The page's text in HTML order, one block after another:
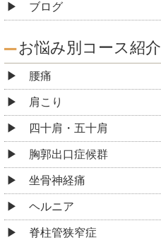
ブログ
お悩み別コース紹介
腰痛
肩こり
四十肩・五十肩
胸郭出口症候群
坐骨神経痛
ヘルニア
脊柱管狭窄症